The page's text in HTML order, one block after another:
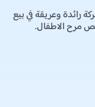
رائدة وعريقة في بيع
مرح الاطفال.